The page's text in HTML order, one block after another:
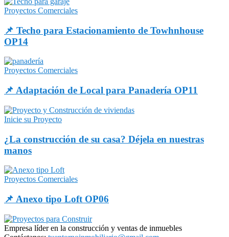
Proyectos Comerciales
📌 Techo para Estacionamiento de Towhnhouse
OP14
Proyectos Comerciales
📌 Adaptación de Local para Panadería OP11
Inicie su Proyecto
¿La construcción de su casa? Déjela en nuestras
manos
Proyectos Comerciales
📌 Anexo tipo Loft OP06
Empresa líder en la construcción y ventas de inmuebles